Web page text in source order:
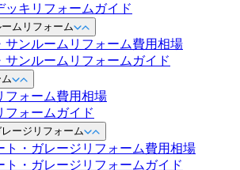
ッキリフォームガイド
ムリフォーム
サンルームリフォーム費用相場
サンルームリフォームガイド
フォーム費用相場
フォームガイド
ージリフォーム
ト・ガレージリフォーム費用相場
ト・ガレージリフォームガイド